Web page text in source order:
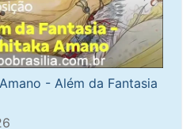
- Além da Fantasia